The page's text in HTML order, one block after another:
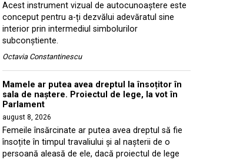
Acest instrument vizual de autocunoaștere este
conceput pentru a-ți dezvălui adevăratul sine
interior prin intermediul simbolurilor
subconștiente.
Octavia Constantinescu
Mamele ar putea avea dreptul la însoțitor în
sala de naștere. Proiectul de lege, la vot în
Parlament
august 8, 2026
Femeile însărcinate ar putea avea dreptul să fie
însoțite în timpul travaliului și al nașterii de o
persoană aleasă de ele, dacă proiectul de lege